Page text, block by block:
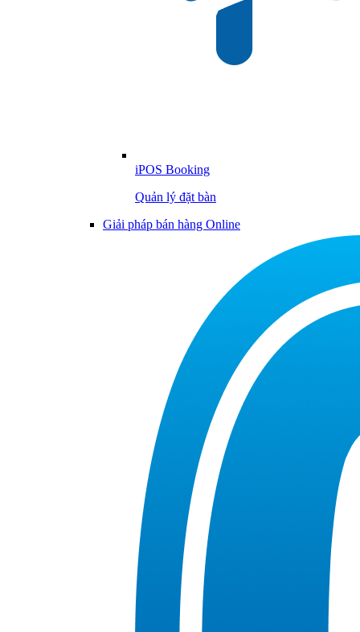
iPOS Booking
Quản lý đặt bàn
Giải pháp bán hàng Online